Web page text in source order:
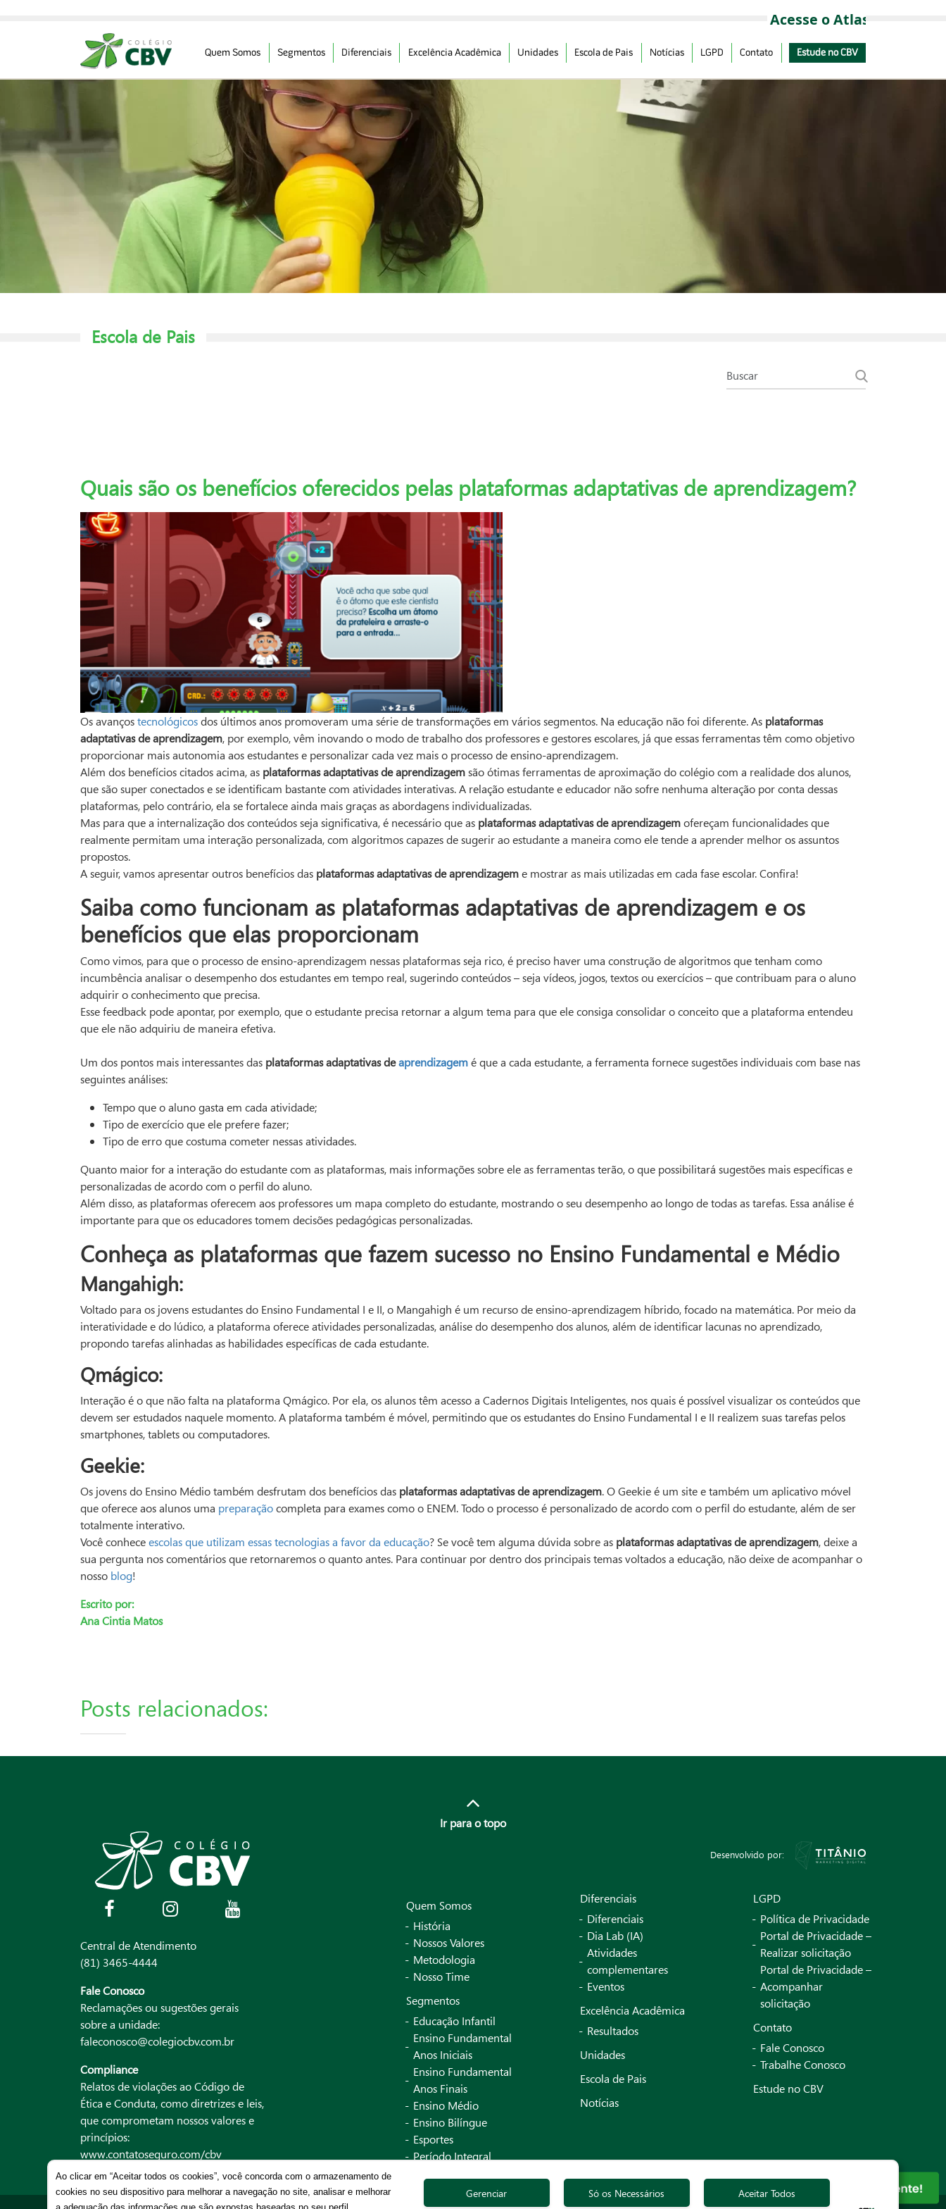
Quem Somos Segmentos Diferenciais Excelência Acadêmica Unidades Escola de Pais Notícias LGPD Contato Estude no CBV
Escola de Pais
Quais são os benefícios oferecidos pelas plataformas adaptativas de aprendizagem?
Os avançostecnológicosdos últimos anos promoveram uma série de transformações em vários segmentos. Na educação não foi diferente. As plataformas
adaptativas de aprendizagem, por exemplo, vêm inovando o modo de trabalho dos professores e gestores escolares, já que essas ferramentas têm como objetivo
proporcionar mais autonomia aos estudantes e personalizar cada vez mais o processo de ensino-aprendizagem.
Além dos benefícios citados acima, as plataformas adaptativas de aprendizagemsão ótimas ferramentas de aproximação do colégio com a realidade dos alunos,
que são super conectados e se identificam bastante com atividades interativas. A relação estudante e educador não sofre nenhuma alteração por conta dessas
plataformas, pelo contrário, ela se fortalece ainda mais graças as abordagens individualizadas.
Mas para que a internalização dos conteúdos seja significativa, é necessário que as plataformas adaptativas de aprendizagemofereçam funcionalidades que
realmente permitam uma interação personalizada, com algoritmos capazes de sugerir ao estudante a maneira como ele tende a aprender melhor os assuntos
propostos.
A seguir, vamos apresentar outros benefícios das plataformas adaptativas de aprendizageme mostrar as mais utilizadas em cada fase escolar. Confira!
Saiba como funcionam as plataformas adaptativas de aprendizagem e os
benefícios que elas proporcionam
Como vimos, para que o processo de ensino-aprendizagem nessas plataformas seja rico, é preciso haver uma construção de algoritmos que tenham como
incumbência analisar o desempenho dos estudantes em tempo real, sugerindo conteúdos – seja vídeos, jogos, textos ou exercícios – que contribuam para o aluno
adquirir o conhecimento que precisa.
Esse feedback pode apontar, por exemplo, que o estudante precisa retornar a algum tema para que ele consiga consolidar o conceito que a plataforma entendeu
que ele não adquiriu de maneira efetiva.
Um dos pontos mais interessantes das plataformas adaptativas deaprendizagemé que a cada estudante, a ferramenta fornece sugestões individuais com base nas
seguintes análises:
Tempo que o aluno gasta em cada atividade;
Tipo de exercício que ele prefere fazer;
Tipo de erro que costuma cometer nessas atividades.
Quanto maior for a interação do estudante com as plataformas, mais informações sobre ele as ferramentas terão, o que possibilitará sugestões mais específicas e
personalizadas de acordo com o perfil do aluno.
Além disso, as plataformas oferecem aos professores um mapa completo do estudante, mostrando o seu desempenho ao longo de todas as tarefas. Essa análise é
importante para que os educadores tomem decisões pedagógicas personalizadas.
Conheça as plataformas que fazem sucesso no Ensino Fundamental e Médio
Mangahigh:
Voltado para os jovens estudantes do Ensino Fundamental I e II, o Mangahigh é um recurso de ensino-aprendizagem híbrido, focado na matemática. Por meio da
interatividade e do lúdico, a plataforma oferece atividades personalizadas, análise do desempenho dos alunos, além de identificar lacunas no aprendizado,
propondo tarefas alinhadas as habilidades específicas de cada estudante.
Qmágico:
Interação é o que não falta na plataforma Qmágico. Por ela, os alunos têm acesso a Cadernos Digitais Inteligentes, nos quais é possível visualizar os conteúdos que
devem ser estudados naquele momento. A plataforma também é móvel, permitindo que os estudantes do Ensino Fundamental I e II realizem suas tarefas pelos
smartphones, tablets ou computadores.
Geekie:
Os jovens do Ensino Médio também desfrutam dos benefícios das plataformas adaptativas de aprendizagem. O Geekie é um site e também um aplicativo móvel
que oferece aos alunos uma preparaçãocompleta para exames como o ENEM. Todo o processo é personalizado de acordo com o perfil do estudante, além de ser
totalmente interativo.
Você conheceescolas que utilizam essas tecnologias a favor da educação? Se você tem alguma dúvida sobre as plataformas adaptativas de aprendizagem, deixe a
sua pergunta nos comentários que retornaremos o quanto antes. Para continuar por dentro dos principais temas voltados a educação, não deixe de acompanhar o
nosso blog!
Escrito por:
Ana Cintia Matos
Posts relacionados:
Ir para o topo
Central de Atendimento
(81) 3465-4444
Fale Conosco
Reclamações ou sugestões gerais
sobre a unidade:
faleconosco@colegiocbv.com.br
Compliance
Relatos de violações ao Código de
Ética e Conduta, como diretrizes e leis,
que comprometam nossos valores e
princípios:
www.contatoseguro.com/cbv
Desenvolvido por:
Quem Somos
História
Nossos Valores
Metodologia
Nosso Time
Segmentos
Educação Infantil
Ensino Fundamental
Anos Iniciais
Ensino Fundamental
Anos Finais
Ensino Médio
Ensino Bilíngue
Esportes
Período Integral
Diferenciais
Diferenciais
Dia Lab (IA)
Atividades
complementares
Eventos
Excelência Acadêmica
Resultados
Unidades
Escola de Pais
Notícias
LGPD
Política de Privacidade
Portal de Privacidade –
Realizar solicitação
Portal de Privacidade –
Acompanhar
solicitação
Contato
Fale Conosco
Trabalhe Conosco
Estude no CBV
Ao clicar em “Aceitar todos os cookies”, você concorda com o armazenamento de
cookies no seu dispositivo para melhorar a navegação no site, analisar e melhorar
Gerenciar Só os Necessários Aceitar Todos